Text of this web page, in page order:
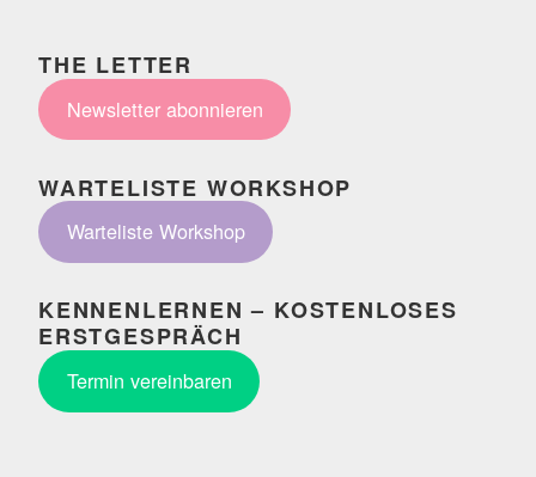
THE LETTER
Newsletter abonnieren
WARTELISTE WORKSHOP
Warteliste Workshop
KENNENLERNEN – KOSTENLOSES
ERSTGESPRÄCH
Termin vereinbaren